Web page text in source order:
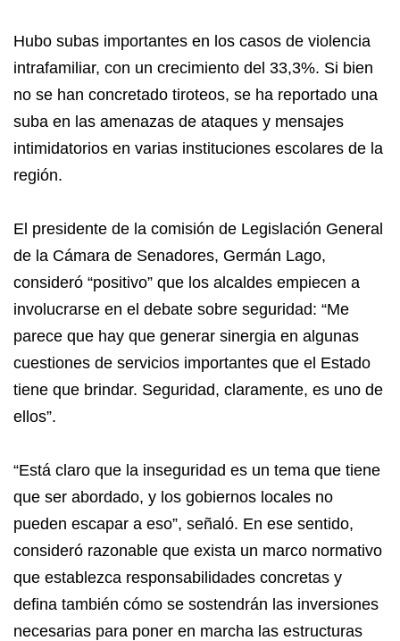
Hubo subas importantes en los casos de violencia
intrafamiliar, con un crecimiento del 33,3%. Si bien
no se han concretado tiroteos, se ha reportado una
suba en las amenazas de ataques y mensajes
intimidatorios en varias instituciones escolares de la
región.
El presidente de la comisión de Legislación General
de la Cámara de Senadores, Germán Lago,
consideró “positivo” que los alcaldes empiecen a
involucrarse en el debate sobre seguridad: “Me
parece que hay que generar sinergia en algunas
cuestiones de servicios importantes que el Estado
tiene que brindar. Seguridad, claramente, es uno de
ellos”.
“Está claro que la inseguridad es un tema que tiene
que ser abordado, y los gobiernos locales no
pueden escapar a eso”, señaló. En ese sentido,
consideró razonable que exista un marco normativo
que establezca responsabilidades concretas y
defina también cómo se sostendrán las inversiones
necesarias para poner en marcha las estructuras